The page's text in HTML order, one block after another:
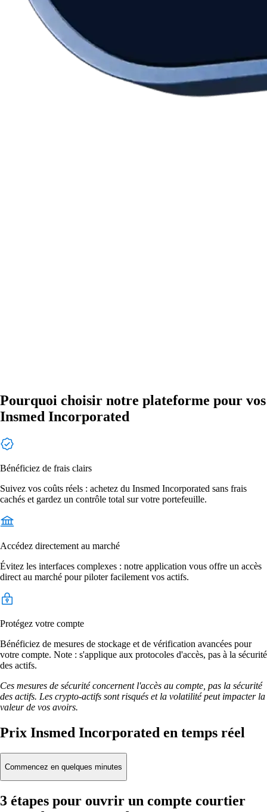
Pourquoi choisir notre plateforme pour vos
Insmed Incorporated
Bénéficiez de frais clairs
Suivez vos coûts réels : achetez du Insmed Incorporated sans frais
cachés et gardez un contrôle total sur votre portefeuille.
Accédez directement au marché
Évitez les interfaces complexes : notre application vous offre un accès
direct au marché pour piloter facilement vos actifs.
Protégez votre compte
Bénéficiez de mesures de stockage et de vérification avancées pour
votre compte. Note : s'applique aux protocoles d'accès, pas à la sécurité
des actifs.
Ces mesures de sécurité concernent l'accès au compte, pas la sécurité
des actifs. Les crypto-actifs sont risqués et la volatilité peut impacter la
valeur de vos avoirs.
Prix Insmed Incorporated en temps réel
Commencez en quelques minutes
3 étapes pour ouvrir un compte courtier